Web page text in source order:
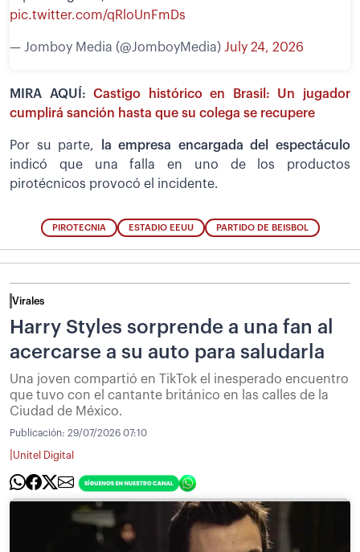
pic.twitter.com/qRloUnFmDs
— Jomboy Media (@JomboyMedia) July 24, 2026
MIRA AQUÍ:Castigo histórico en Brasil: Un jugador
cumplirá sanción hasta que su colega se recupere
Por su parte,
la empresa encargada del espectáculo
indicó que una falla en uno de los productos
pirotécnicos provocó el incidente.
PIROTECNIA ESTADIO EEUU PARTIDO DE BEISBOL
Virales
Harry Styles sorprende a una fan al
acercarse a su auto para saludarla
Una joven compartió en TikTok el inesperado encuentro
que tuvo con el cantante británico en las calles de la
Ciudad de México.
Publicación: 29/07/2026 07:10
Unitel Digital